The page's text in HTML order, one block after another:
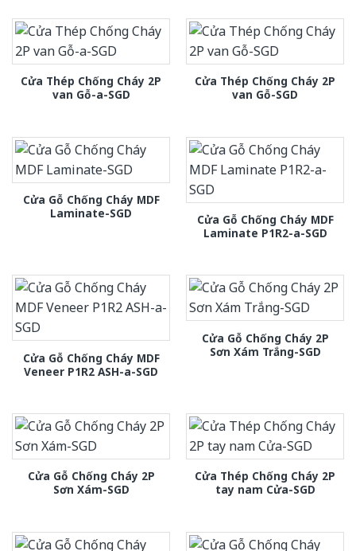
Cửa Thép Chống Cháy 2P
van Gỗ-a-SGD
Cửa Thép Chống Cháy 2P
van Gỗ-SGD
Cửa Gỗ Chống Cháy MDF
Laminate-SGD
Cửa Gỗ Chống Cháy MDF
Laminate P1R2-a-SGD
Cửa Gỗ Chống Cháy MDF
Veneer P1R2 ASH-a-SGD
Cửa Gỗ Chống Cháy 2P
Sơn Xám Trắng-SGD
Cửa Gỗ Chống Cháy 2P
Sơn Xám-SGD
Cửa Thép Chống Cháy 2P
tay nam Cửa-SGD